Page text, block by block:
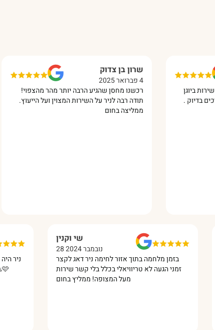
.
שרון בן צדוק
רכשנו מחסן שהגיע הרבה יותר מהר מהצפוי!
תודה רבה לניר על השירות המצוין ועל הייעוץ.
ממליצה בחום
שי וקנין
28 נובמבר 2024
בזמן מלחמה בתוך אזור לחימה ניר דאג לקצר
זמני הגעה לא טריוויאלי בכלל בלי קשר שירות
מעל המצופה! ממליץ בחום